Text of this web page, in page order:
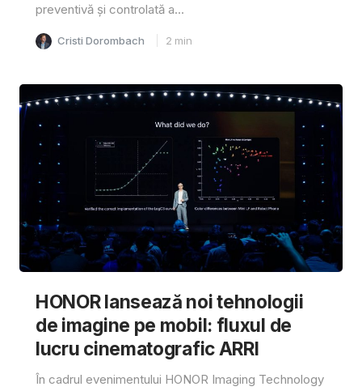
preventivă și controlată a...
Cristi Dorombach 2 min
HONOR lansează noi tehnologii
de imagine pe mobil: fluxul de
lucru cinematografic ARRI
În cadrul evenimentului HONOR Imaging Technology